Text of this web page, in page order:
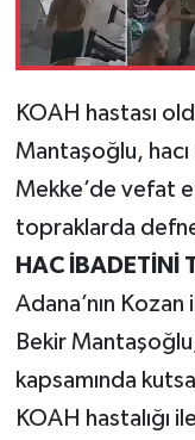
KOAH hastası
Mantaşoğlu,
Mekke’de vefat
topraklarda
HAC İBADETİNİ
Adana’nın
Bekir
kapsamında
KOAH hastalığı
Yaşam